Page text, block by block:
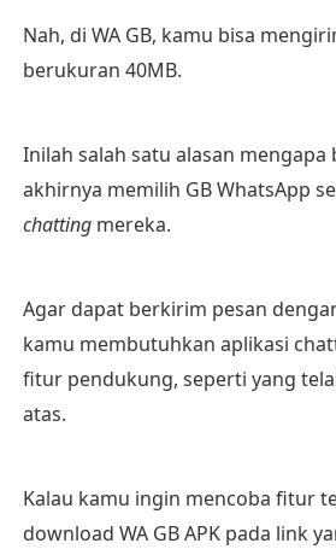
Nah, di WA GB, kamu bisa
berukuran 40MB.
Inilah salah satu alasan mengapa
akhirnya memilih GB WhatsApp
chattingmereka.
Agar dapat berkirim pesan
kamu membutuhkan aplikasi
fitur pendukung, seperti yang
atas.
Kalau kamu ingin mencoba fitur
download WA GB APK pada link